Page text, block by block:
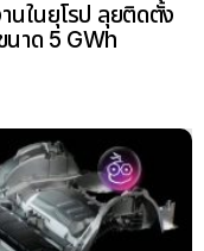
นในยุโรป ลุยติดตั้ง
นาด 5 GWh